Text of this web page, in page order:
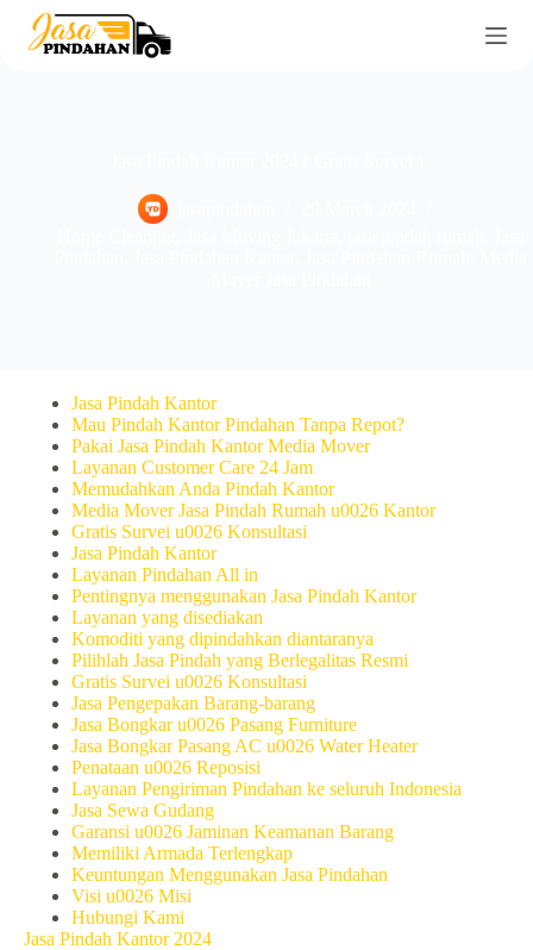
Jasa Pindah Kantor
Mau Pindah Kantor Pindahan Tanpa Repot?
Pakai Jasa Pindah Kantor Media Mover
Layanan Customer Care 24 Jam
Memudahkan Anda Pindah Kantor
Media Mover Jasa Pindah Rumah u0026 Kantor
Gratis Survei u0026 Konsultasi
Jasa Pindah Kantor
Layanan Pindahan All in
Pentingnya menggunakan Jasa Pindah Kantor
Layanan yang disediakan
Komoditi yang dipindahkan diantaranya
Pilihlah Jasa Pindah yang Berlegalitas Resmi
Gratis Survei u0026 Konsultasi
Jasa Pengepakan Barang-barang
Jasa Bongkar u0026 Pasang Furniture
Jasa Bongkar Pasang AC u0026 Water Heater
Penataan u0026 Reposisi
Layanan Pengiriman Pindahan ke seluruh Indonesia
Jasa Sewa Gudang
Garansi u0026 Jaminan Keamanan Barang
Memiliki Armada Terlengkap
Keuntungan Menggunakan Jasa Pindahan
Visi u0026 Misi
Hubungi Kami
Jasa Pindah Kantor 2024